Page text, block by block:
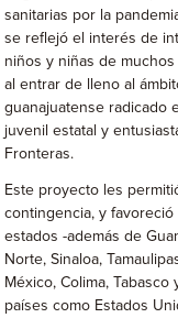
sanitarias por la
se reflejó el interés de
niños y niñas de
al entrar de lleno al
guanajuatense radicado
juvenil estatal y
Fronteras.
Este proyecto les
contingencia, y
estados -además de
Norte, Sinaloa,
México, Colima,
países como Estados